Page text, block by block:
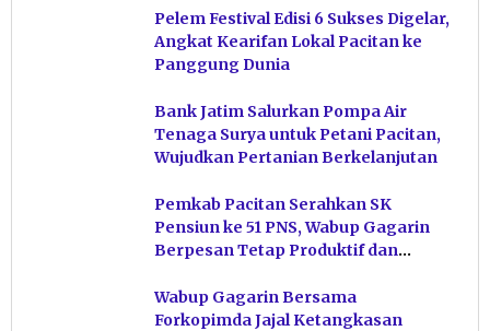
Pelem Festival Edisi 6 Sukses Digelar,
Angkat Kearifan Lokal Pacitan ke
Panggung Dunia
Bank Jatim Salurkan Pompa Air
Tenaga Surya untuk Petani Pacitan,
Wujudkan Pertanian Berkelanjutan
Pemkab Pacitan Serahkan SK
Pensiun ke 51 PNS, Wabup Gagarin
Berpesan Tetap Produktif dan
Wabup Gagarin Bersama
Forkopimda Jajal Ketangkasan